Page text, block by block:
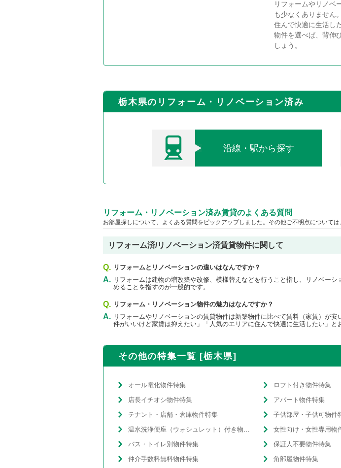
リフォームやリノベ
も少なくありません
住んで快適に生活し
物件を選べば、背伸
しょう。
栃木県のリフォーム・リノベーション済み
沿線・駅から探す
リフォーム・リノベーション済み賃貸のよくある質問
お部屋探しについて、よくある質問をピックアップしました。その他ご不明点については
リフォーム済/リノベーション済賃貸物件に関して
Q. リフォームとリノベーションの違いはなんですか？
A. リフォームは建物の増改築や改修、模様替えなどを行うこと指し、リノベー
めることを指すのが一般的です。
Q. リフォーム・リノベーション物件の魅力はなんですか？
A. リフォームやリノベーションの賃貸物件は新築物件に比べて賃料（家賃）が
件がいいけど家賃は抑えたい」「人気のエリアに住んで快適に生活したい」と
その他の特集一覧 [栃木県]
オール電化物件特集 ロフト付き物件特集
店長イチオシ物件特集
アパート物件特集
テナント・店舗・倉庫物件特集
子供部屋・子供可物件
温水洗浄便座（ウォシュレット）付き物件特集
女性向け・女性専用物
バス・トイレ別物件特集
保証人不要物件特集
仲介手数料無料物件特集
角部屋物件特集